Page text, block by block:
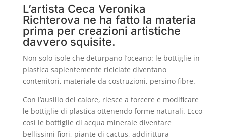
c
e
b
o
o
k
at
s
A
p
p
k
e
dI
n
ai
l
itt
er
n
di
di
L’artista Ceca Veronika
Richterova ne ha fatto la materia
prima per creazioni artistiche
davvero squisite.
Non solo isole che deturpano l’oceano: le bottiglie in
plastica sapientemente riciclate diventano
contenitori, materiale da costruzioni, persino fibre.
Con l’ausilio del calore, riesce a torcere e modificare
le bottiglie di plastica ottenendo forme naturali. Ecco
così le bottiglie di acqua minerale diventare
bellissimi fiori, piante di cactus, addirittura